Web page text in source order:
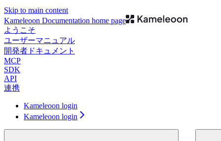
Skip to main content
Kameleoon Documentation home page
ようこそ
ユーザーマニュアル
開発者ドキュメント
MCP
SDK
API
連携
Kameleoon login
Kameleoon login